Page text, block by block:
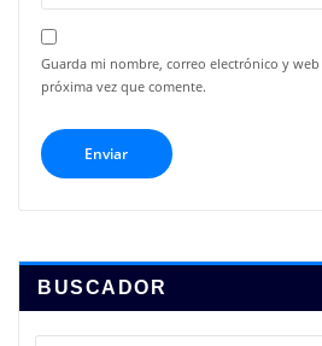
Guarda mi nombre, correo electrónico y
próxima vez que comente.
BUSCADOR